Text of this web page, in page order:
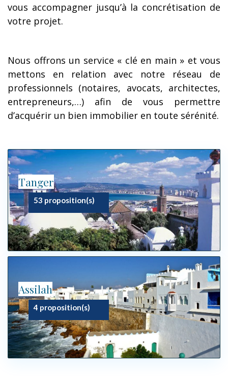
vous accompagner jusqu’à la concrétisation de
votre projet.
Nous offrons un service « clé en main » et vous
mettons en relation avec notre réseau de
professionnels (notaires, avocats, architectes,
entrepreneurs,…) afin de vous permettre
d’acquérir un bien immobilier en toute sérénité.
Tanger
53 proposition(s)
Assilah
4 proposition(s)